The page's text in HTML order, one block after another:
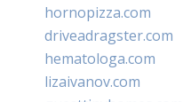
hornopizza.com
driveadragster.com
hematologa.com
lizaivanov.com